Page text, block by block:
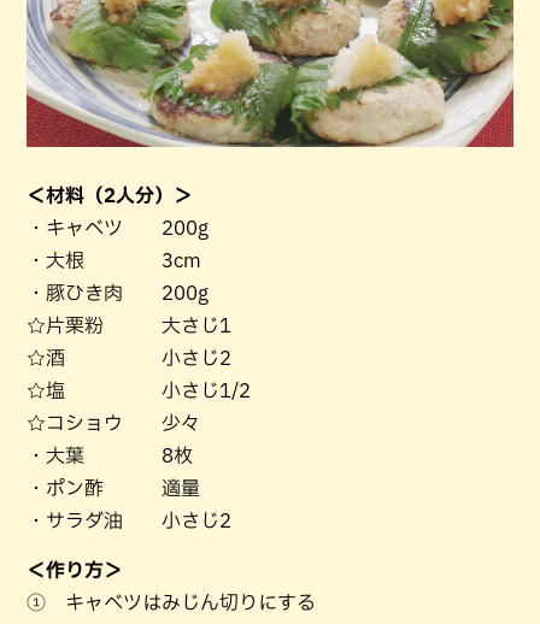
＜材料（2人分）＞
・キャベツ 200g
・大根 3cm
・豚ひき肉 200g
☆片栗粉 大さじ1
☆酒 小さじ2
☆塩 小さじ1/2
☆コショウ 少々
・大葉 8枚
・ポン酢 適量
・サラダ油 小さじ2
＜作り方＞
① キャベツはみじん切りにする